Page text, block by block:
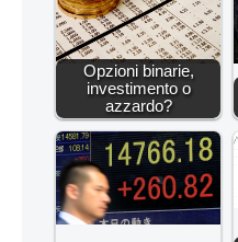
Opzioni binarie,
investimento o
azzardo?